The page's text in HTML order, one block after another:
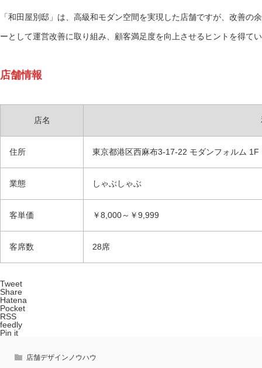
「和田屋別邸」は、高級和モダン空間を実現した店舗ですが、改善
ーとして運営改善に取り組み、顧客満足度を向上させるヒントを得て
店舗情報
店名
住所 東京都港区西麻布3-17-22 モダンフォルム 1F
業態 しゃぶしゃぶ
客単価 ￥8,000～￥9,999
客席数 28席
Tweet
Share
Hatena
Pocket
RSS
feedly
Pin it
店舗デザインノウハウ